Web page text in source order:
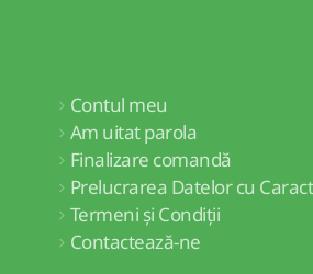
Contul meu
Am uitat parola
Finalizare comandă
Prelucrarea Datelor cu
Termeni și Condiții
Contactează-ne